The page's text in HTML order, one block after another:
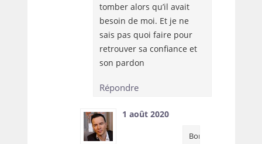
tomber alors qu’il avait
besoin de moi. Et je ne
sais pas quoi faire pour
retrouver sa confiance et
son pardon
Répondre
1 août 2020
Bonjour